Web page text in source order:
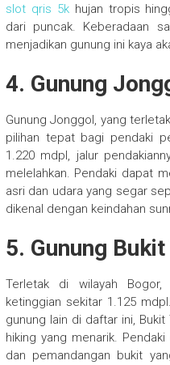
slot qris 5khujan tropis
dari puncak. Keberadaan
menjadikan gunung ini kaya
4. Gunung
Gunung Jonggol, yang
pilihan tepat bagi pendaki
1.220 mdpl, jalur
melelahkan. Pendaki dapat
asri dan udara yang segar
dikenal dengan keindahan
5. Gunung
Terletak di wilayah Bogor,
ketinggian sekitar 1.125
gunung lain di daftar ini,
hiking yang menarik.
dan pemandangan bukit